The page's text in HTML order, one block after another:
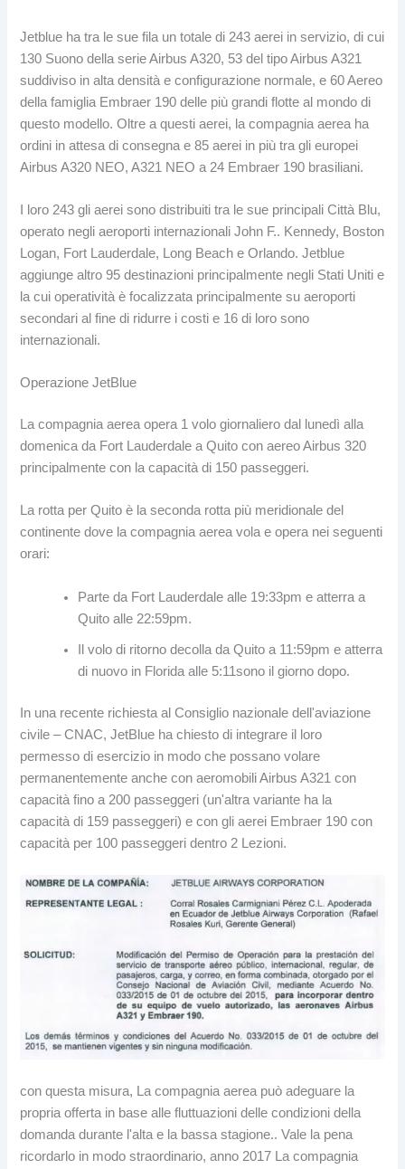
Jetblue ha tra le sue fila un totale di 243 aerei in servizio, di cui
130 Suono della serie Airbus A320, 53 del tipo Airbus A321
suddiviso in alta densità e configurazione normale, e 60 Aereo
della famiglia Embraer 190 delle più grandi flotte al mondo di
questo modello. Oltre a questi aerei, la compagnia aerea ha
ordini in attesa di consegna e 85 aerei in più tra gli europei
Airbus A320 NEO, A321 NEO a 24 Embraer 190 brasiliani.
I loro 243 gli aerei sono distribuiti tra le sue principali Città Blu,
operato negli aeroporti internazionali John F.. Kennedy, Boston
Logan, Fort Lauderdale, Long Beach e Orlando. Jetblue
aggiunge altro 95 destinazioni principalmente negli Stati Uniti e
la cui operatività è focalizzata principalmente su aeroporti
secondari al fine di ridurre i costi e 16 di loro sono
internazionali.
Operazione JetBlue
La compagnia aerea opera 1 volo giornaliero dal lunedì alla
domenica da Fort Lauderdale a Quito con aereo Airbus 320
principalmente con la capacità di 150 passeggeri.
La rotta per Quito è la seconda rotta più meridionale del
continente dove la compagnia aerea vola e opera nei seguenti
orari:
Parte da Fort Lauderdale alle 19:33pm e atterra a
Quito alle 22:59pm.
Il volo di ritorno decolla da Quito a 11:59pm e atterra
di nuovo in Florida alle 5:11sono il giorno dopo.
In una recente richiesta al Consiglio nazionale dell'aviazione
civile – CNAC, JetBlue ha chiesto di integrare il loro
permesso di esercizio in modo che possano volare
permanentemente anche con aeromobili Airbus A321 con
capacità fino a 200 passeggeri (un'altra variante ha la
capacità di 159 passeggeri) e con gli aerei Embraer 190 con
capacità per 100 passeggeri dentro 2 Lezioni.
con questa misura, La compagnia aerea può adeguare la
propria offerta in base alle fluttuazioni delle condizioni della
domanda durante l'alta e la bassa stagione.. Vale la pena
ricordarlo in modo straordinario, anno 2017 La compagnia